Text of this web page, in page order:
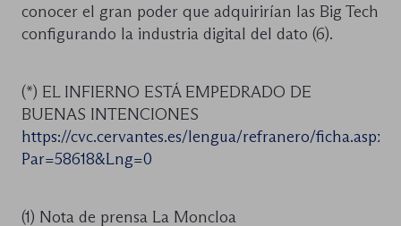
conocer el gran poder que adquirirían las Big Tech
configurando la industria digital del dato (6).
(*) EL INFIERNO ESTÁ EMPEDRADO DE
BUENAS INTENCIONES
https://cvc.cervantes.es/lengua/refranero/ficha.aspx?
Par=58618&Lng=0
(1) Nota de prensa La Moncloa